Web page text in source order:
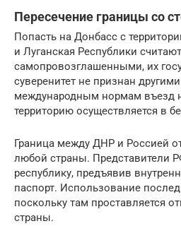
Пересечение границы со
Попасть на Донбасс с
и Луганская Республики
самопровозглашенными, их
суверенитет не признан
международным нормам въезд
территорию осуществляется в
Граница между ДНР и Россией
любой страны. Представители
республику, предъявив
паспорт. Использование
поскольку там проставляется
страны.